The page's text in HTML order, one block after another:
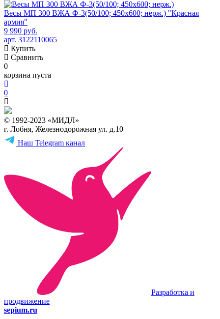
Весы МП 300 ВЖА Ф-3(50/100; 450х600; нерж.) "Красная
армия"
9 990 руб.
арт. 3122110065
Купить
Сравнить
0
корзина пуста
0
© 1992-2023 «МИДЛ»
г. Лобня, Железнодорожная ул. д.10
Наш Telegram канал
Разработка и
продвижение
sepium.ru